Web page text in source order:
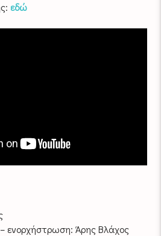
εδώ
ενορχήστρωση: Άρης Βλάχος